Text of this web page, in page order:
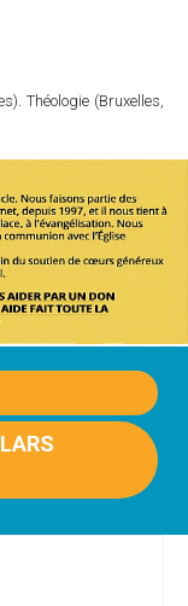
Théologie (Bruxelles,